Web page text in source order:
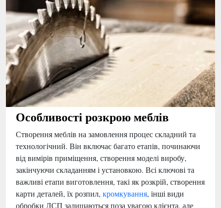
Особливості розкрою меблів
Створення меблів на замовлення процес складний та
технологічний. Він включає багато етапів, починаючи
від вимірів приміщення, створення моделі виробу,
закінчуючи складанням і установкою. Всі ключові та
важливі етапи виготовлення, такі як розкрій, створення
карти деталей, їх розпил, кромкування, інші види
обробки ДСП залишаються поза увагою клієнта, але